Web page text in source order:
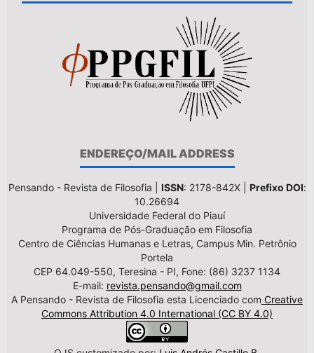
ENDEREÇO/MAIL ADDRESS
Pensando - Revista de Filosofia | ISSN: 2178-842X | Prefixo DOI:
10.26694
Universidade Federal do Piauí
Programa de Pós-Graduação em Filosofia
Centro de Ciências Humanas e Letras, Campus Min. Petrônio
Portela
CEP 64.049-550, Teresina - PI, Fone: (86) 3237 1134
E-mail: revista.pensando@gmail.com
A Pensando - Revista de Filosofia esta Licenciado com Creative
Commons Attribution 4.0 International (CC BY 4.0)